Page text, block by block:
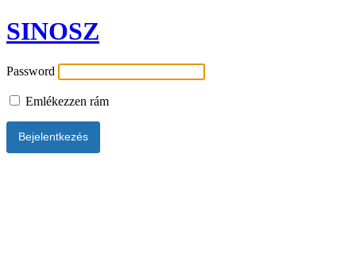
SINOSZ
Password
Emlékezzen rám